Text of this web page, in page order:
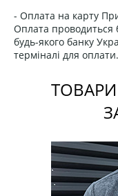
- Оплата на карту
Оплата проводиться
будь-якого банку
терміналі для оплати.